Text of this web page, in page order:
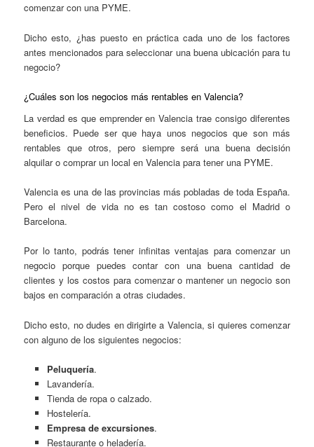
comenzar con una PYME.
Dicho esto, ¿has puesto en práctica cada uno de los factores
antes mencionados para seleccionar una buena ubicación para tu
negocio?
¿Cuáles son los negocios más rentables en Valencia?
La verdad es que emprender en Valencia trae consigo diferentes
beneficios. Puede ser que haya unos negocios que son más
rentables que otros, pero siempre será una buena decisión
alquilar o comprar un local en Valencia para tener una PYME.
Valencia es una de las provincias más pobladas de toda España.
Pero el nivel de vida no es tan costoso como el Madrid o
Barcelona.
Por lo tanto, podrás tener infinitas ventajas para comenzar un
negocio porque puedes contar con una buena cantidad de
clientes y los costos para comenzar o mantener un negocio son
bajos en comparación a otras ciudades.
Dicho esto, no dudes en dirigirte a Valencia, si quieres comenzar
con alguno de los siguientes negocios:
Peluquería.
Lavandería.
Tienda de ropa o calzado.
Hostelería.
Empresa de excursiones.
Restaurante o heladería.